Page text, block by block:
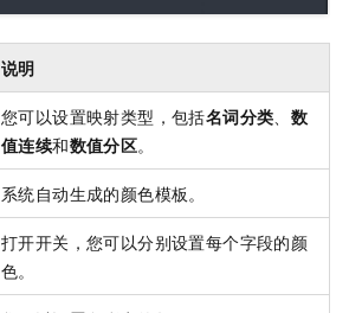
说明
您可以设置映射类型，包括名词分类、 数
值连续和数值分区。
系统自动生成的颜色模板。
打开开关，您可以分别设置每个字段的颜
色。